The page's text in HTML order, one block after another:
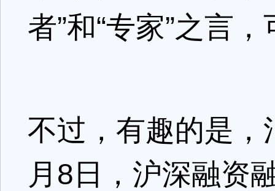
者”和“专家”之言
不过，有趣的是
月8日，沪深融资